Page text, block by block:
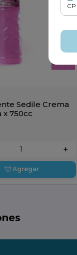
CP
Sedile Crema
x 750cc
＋
Agregar